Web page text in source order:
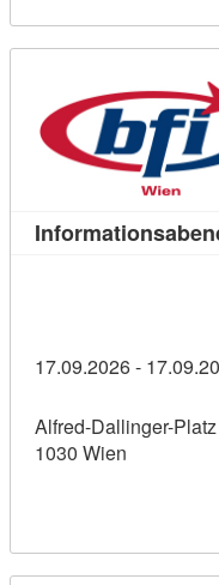
17.09.2026 -
Alfred-Dallinger-Platz
1030 Wien